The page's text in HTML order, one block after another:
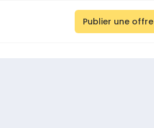
Publier une offre